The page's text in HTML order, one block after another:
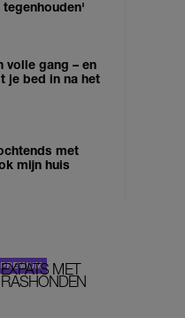
volle gang – en
je bed in na het
met
mijn huis
EXPATS MET
RASHONDEN